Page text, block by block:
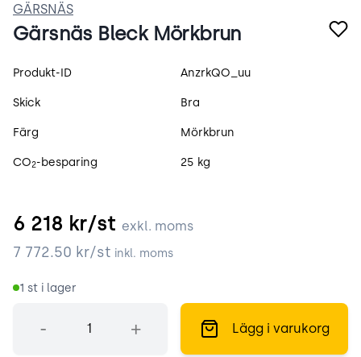
GÄRSNÄS
Gärsnäs Bleck Mörkbrun
Produktspecifikation
Produkt-ID AnzrkQO_uu
Skick Bra
Färg Mörkbrun
CO2-besparing 25 kg
6 218 kr/st exkl. moms
7 772.50 kr/st inkl. moms
1 st i lager
- + Lägg i varukorg